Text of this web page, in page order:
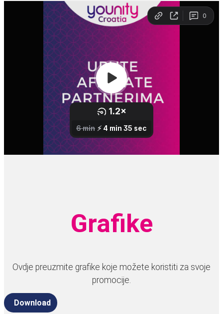
Grafike
Ovdje preuzmite grafike koje možete koristiti za svoje
promocije.
Download